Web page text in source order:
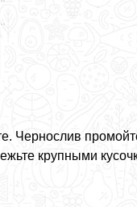
Чернослив
крупными